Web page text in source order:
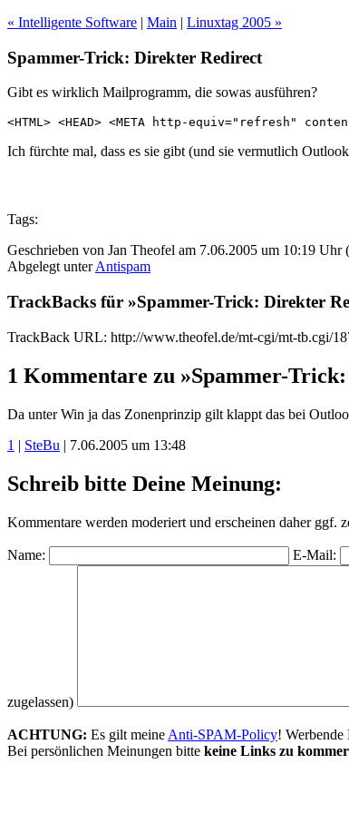
« Intelligente Software | Main | Linuxtag 2005 »
Spammer-Trick: Direkter Redirect
Gibt es wirklich Mailprogramm, die sowas ausführen?
<HTML> <HEAD> <META http-equiv="refresh"
Ich fürchte mal, dass es sie gibt (und sie vermutlich
Tags:
Geschrieben von Jan Theofel am 7.06.2005 um 10:19 Uhr (
Abgelegt unterAntispam
TrackBacks für »Spammer-Trick: Direkter
TrackBack URL: http://www.theofel.de/mt-cgi/mt-tb.cgi/
1 Kommentare zu »Spammer-
Da unter Win ja das Zonenprinzip gilt klappt das bei
1 | SteBu | 7.06.2005 um 13:48
Schreib bitte Deine Meinung:
Kommentare werden moderiert und erscheinen daher ggf.
Name: E-Mail:
zugelassen)
ACHTUNG: Es gilt meine Anti-SPAM-Policy! Werbende
Bei persönlichen Meinungen bitte keine Links zu